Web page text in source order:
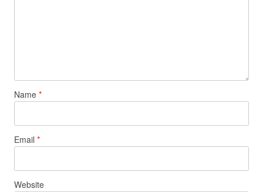
Name *
Email *
Website